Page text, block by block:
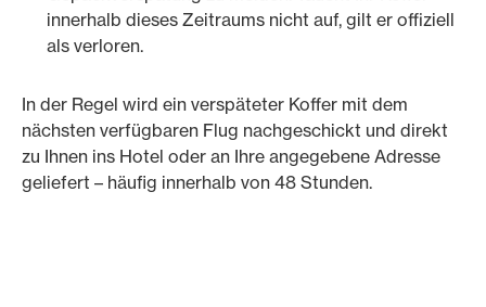
innerhalb dieses Zeitraums nicht auf, gilt er offiziell
als verloren.
In der Regel wird ein verspäteter Koffer mit dem
nächsten verfügbaren Flug nachgeschickt und direkt
zu Ihnen ins Hotel oder an Ihre angegebene Adresse
geliefert – häufig innerhalb von 48 Stunden.